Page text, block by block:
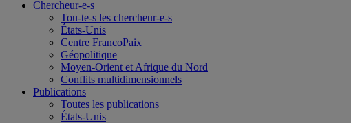
Chercheur-e-s
Tou-te-s les chercheur-e-s
États-Unis
Centre FrancoPaix
Géopolitique
Moyen-Orient et Afrique du Nord
Conflits multidimensionnels
Publications
Toutes les publications
États-Unis